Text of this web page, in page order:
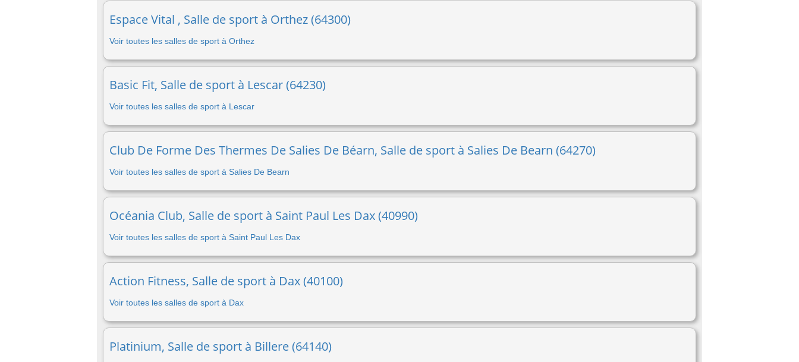
Espace Vital , Salle de sport à Orthez (64300)
Voir toutes les salles de sport à Orthez
Basic Fit, Salle de sport à Lescar (64230)
Voir toutes les salles de sport à Lescar
Club De Forme Des Thermes De Salies De Béarn, Salle de sport à Salies De Bearn (64270)
Voir toutes les salles de sport à Salies De Bearn
Océania Club, Salle de sport à Saint Paul Les Dax (40990)
Voir toutes les salles de sport à Saint Paul Les Dax
Action Fitness, Salle de sport à Dax (40100)
Voir toutes les salles de sport à Dax
Platinium, Salle de sport à Billere (64140)